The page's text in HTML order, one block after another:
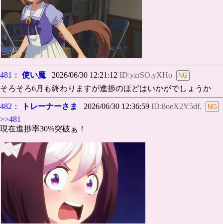
481： 使い魔 2026/06/30 12:21:12 ID:yzrSO.yXHo
そろそろ6月も終わりますが進捗のほどはいかがでしょうか
482： トレーナーさま 2026/06/30 12:36:59 ID:8oeX2Y5df.
>>481
現在進捗率30%突破ぁ！